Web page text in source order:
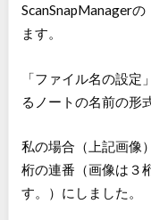
ScanSnapManager
ます。
「ファイル名の設
るノートの名前の形
私の場合（上記画像
桁の連番（画像は３
す。）にしました。